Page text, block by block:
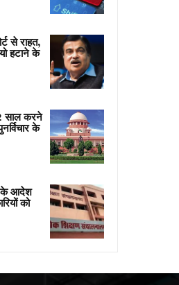
से राहत,
हटाने के
साल करने
के
के आदेश
को